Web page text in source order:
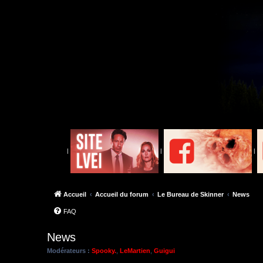
| | |
Accueil Accueil du forum Le Bureau de Skinner News
FAQ
News
Modérateurs : Spooky. LeMartien Guigui